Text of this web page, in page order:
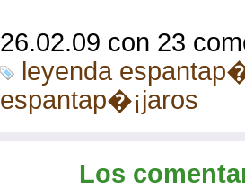
26.02.09 con 23
leyenda
espantap�¡jaros
Los